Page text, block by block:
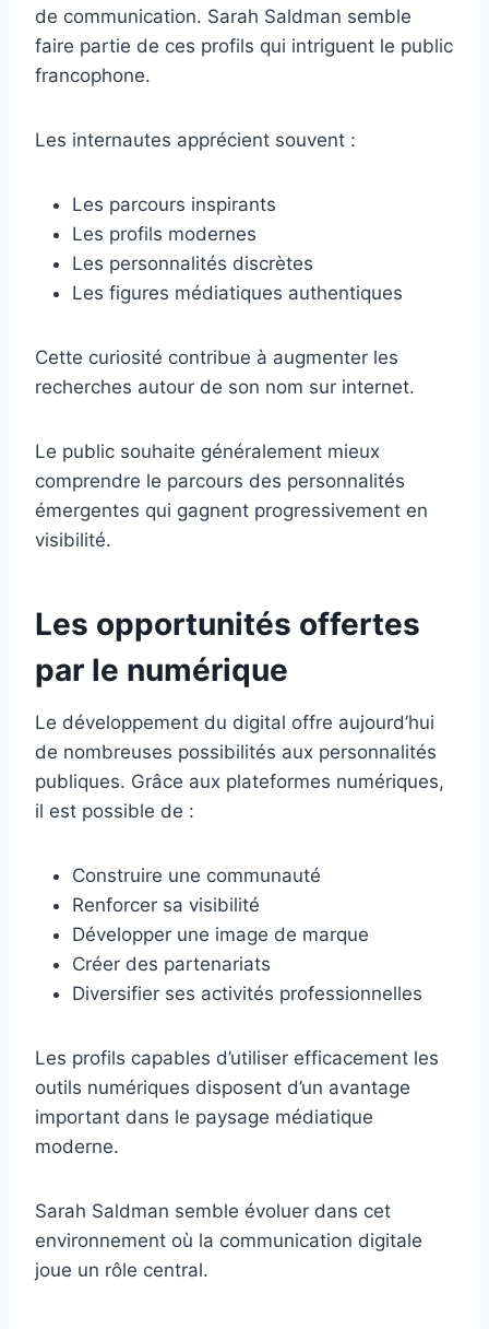
de communication. Sarah Saldman semble
faire partie de ces profils qui intriguent le public
francophone.
Les internautes apprécient souvent :
Les parcours inspirants
Les profils modernes
Les personnalités discrètes
Les figures médiatiques authentiques
Cette curiosité contribue à augmenter les
recherches autour de son nom sur internet.
Le public souhaite généralement mieux
comprendre le parcours des personnalités
émergentes qui gagnent progressivement en
visibilité.
Les opportunités offertes
par le numérique
Le développement du digital offre aujourd’hui
de nombreuses possibilités aux personnalités
publiques. Grâce aux plateformes numériques,
il est possible de :
Construire une communauté
Renforcer sa visibilité
Développer une image de marque
Créer des partenariats
Diversifier ses activités professionnelles
Les profils capables d’utiliser efficacement les
outils numériques disposent d’un avantage
important dans le paysage médiatique
moderne.
Sarah Saldman semble évoluer dans cet
environnement où la communication digitale
joue un rôle central.